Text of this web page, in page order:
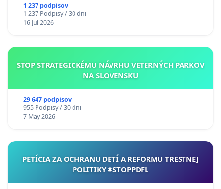
chrbticu?
1 237 podpisov
1 237 Podpisy / 30 dni
16 Jul 2026
STOP STRATEGICKÉMU NÁVRHU VETERNÝCH PARKOV
NA SLOVENSKU
29 647 podpisov
955 Podpisy / 30 dni
7 May 2026
PETÍCIA ZA OCHRANU DETÍ A REFORMU TRESTNEJ
POLITIKY #STOPPDFL